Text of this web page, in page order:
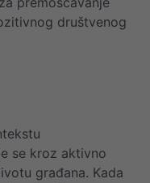
društvenog
se kroz aktivno
građana. Kada